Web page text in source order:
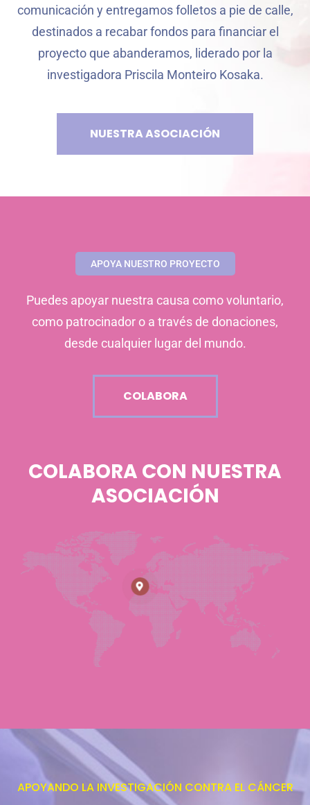
comunicación y entregamos folletos a pie de calle,
destinados a recabar fondos para financiar el
proyecto que abanderamos, liderado por la
investigadora Priscila Monteiro Kosaka.
NUESTRA ASOCIACIÓN
APOYA NUESTRO PROYECTO
Puedes apoyar nuestra causa como voluntario,
como patrocinador o a través de donaciones,
desde cualquier lugar del mundo.
COLABORA
COLABORA CON NUESTRA
ASOCIACIÓN
APOYANDO LA INVESTIGACIÓN CONTRA EL CÁNCER